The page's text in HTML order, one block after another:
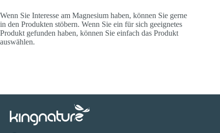
Wenn Sie Interesse am Magnesium haben, können Sie gerne
in den Produkten stöbern. Wenn Sie ein für sich geeignetes
Produkt gefunden haben, können Sie einfach das Produkt
auswählen.